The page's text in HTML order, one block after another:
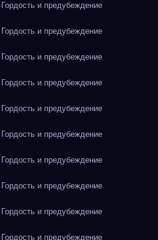
и предубеждение
и предубеждение
и предубеждение
и предубеждение
и предубеждение
и предубеждение
и предубеждение
и предубеждение
и предубеждение
и предубеждение